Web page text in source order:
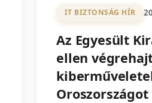
IT BIZTONSÁG HÍR
Az Egyesült
ellen
Oroszországot